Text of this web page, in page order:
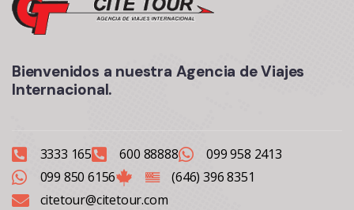
Bienvenidos a nuestra Agencia de Viajes
Internacional.
3333 165 600 88888
099 958 2413
099 850 6156
(646) 396 8351
citetour@citetour.com